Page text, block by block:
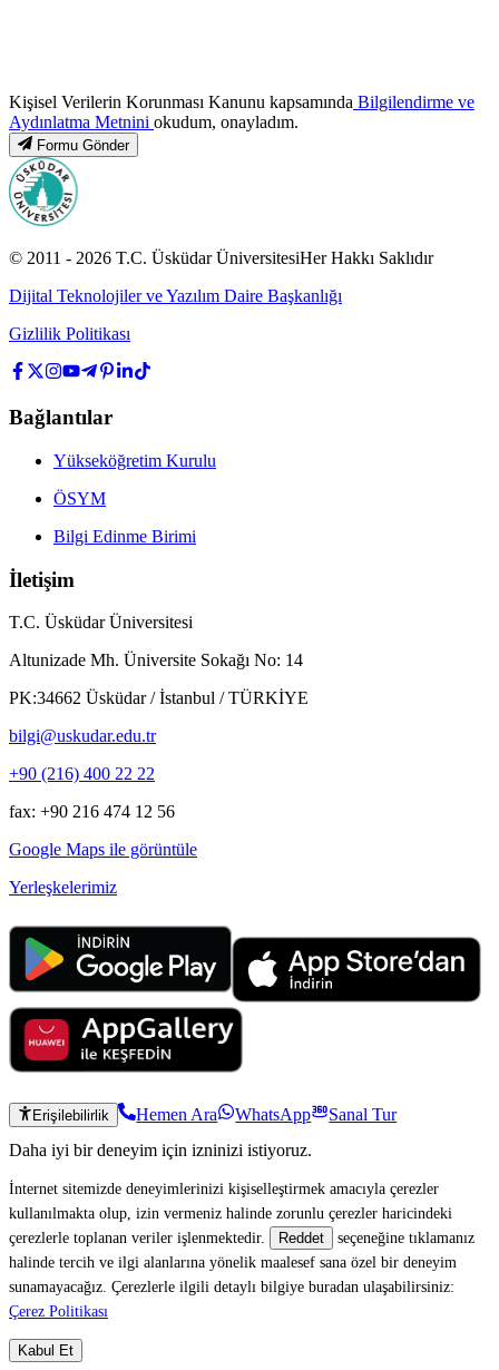
Kişisel Verilerin Korunması Kanunu kapsamında Bilgilendirme ve
Aydınlatma Metnini okudum, onayladım.
Formu Gönder
© 2011 - 2026 T.C. Üsküdar ÜniversitesiHer Hakkı Saklıdır
Dijital Teknolojiler ve Yazılım Daire Başkanlığı
Gizlilik Politikası
Bağlantılar
Yükseköğretim Kurulu
ÖSYM
Bilgi Edinme Birimi
İletişim
T.C. Üsküdar Üniversitesi
Altunizade Mh. Üniversite Sokağı No: 14
PK:34662 Üsküdar / İstanbul / TÜRKİYE
bilgi@uskudar.edu.tr
+90 (216) 400 22 22
fax: +90 216 474 12 56
Google Maps ile görüntüle
Yerleşkelerimiz
Erişilebilirlik Hemen Ara WhatsApp
Sanal Tur
Daha iyi bir deneyim için izninizi istiyoruz.
İnternet sitemizde deneyimlerinizi kişiselleştirmek amacıyla çerezler
kullanılmakta olup, izin vermeniz halinde zorunlu çerezler haricindeki
çerezlerle toplanan veriler işlenmektedir.
Reddet
seçeneğine tıklamanız
halinde tercih ve ilgi alanlarına yönelik maalesef sana özel bir deneyim
sunamayacağız. Çerezlerle ilgili detaylı bilgiye buradan ulaşabilirsiniz:
Çerez Politikası
Kabul Et